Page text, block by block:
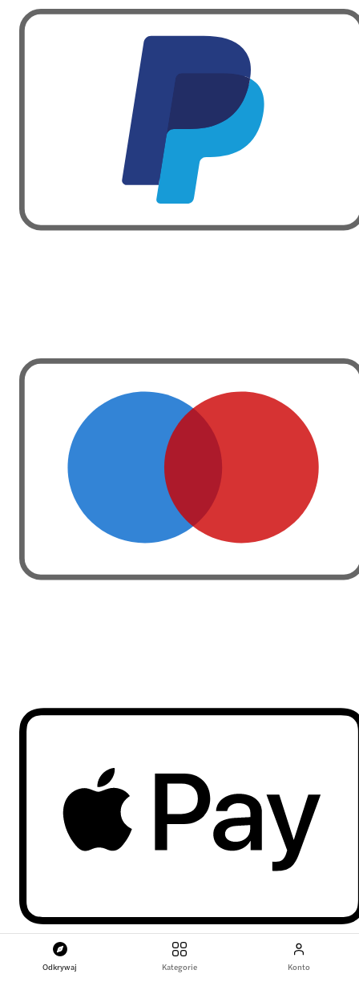
Odkrywaj Kategorie Konto